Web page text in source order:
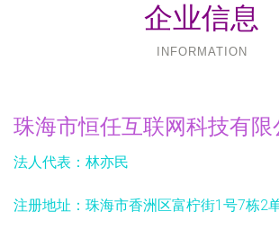
企业信息
INFORMATION
珠海市恒任互联网科技有限
法人代表： 林亦民
注册地址： 珠海市香洲区富柠街1号7栋2